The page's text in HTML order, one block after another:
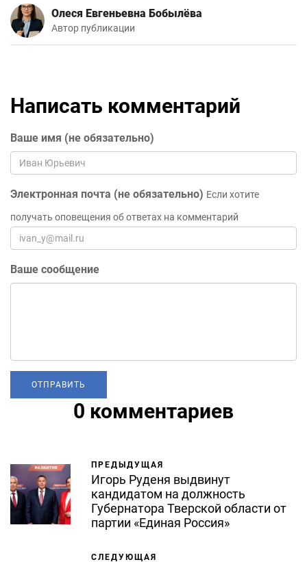
Олеся Евгеньевна Бобылёва
Автор публикации
Написать комментарий
Ваше имя (не обязательно)
Электронная почта (не обязательно) Если хотите
получать оповещения об ответах на комментарий
Ваше сообщение
0 комментариев
ПРЕДЫДУЩАЯ
Игорь Руденя выдвинут
кандидатом на должность
Губернатора Тверской области от
партии «Единая Россия»
СЛЕДУЮЩАЯ